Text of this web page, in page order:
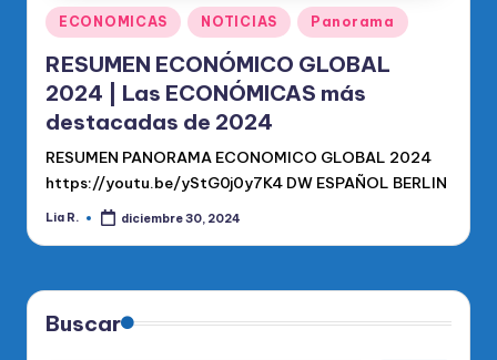
ci
al
d
el
P
M
Publicado
en
ECONOMICAS NOTICIAS Panorama
RESUMEN ECONÓMICO GLOBAL
2024 | Las ECONÓMICAS más
destacadas de 2024
RESUMEN PANORAMA ECONOMICO GLOBAL 2024
https://youtu.be/yStG0j0y7K4 DW ESPAÑOL BERLIN
Publicado
Lia R. diciembre 30, 2024
Buscar